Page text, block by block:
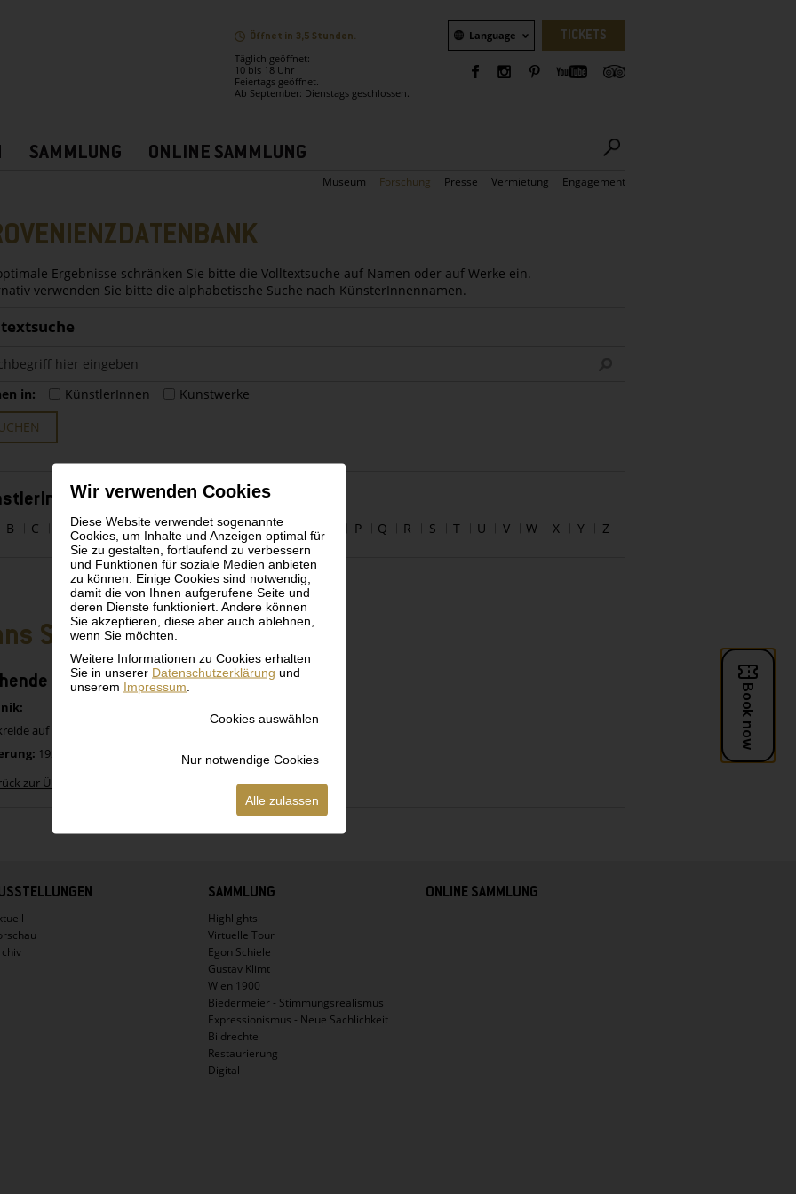
Wir verwenden Cookies
Diese Website verwendet sogenannte
Cookies, um Inhalte und Anzeigen optimal für
Sie zu gestalten, fortlaufend zu verbessern
und Funktionen für soziale Medien anbieten
zu können. Einige Cookies sind notwendig,
damit die von Ihnen aufgerufene Seite und
deren Dienste funktioniert. Andere können
Sie akzeptieren, diese aber auch ablehnen,
wenn Sie möchten.
Weitere Informationen zu Cookies erhalten
Sie in unserer Datenschutzerklärung und
unserem Impressum
Cookies auswählen
Nur notwendige Cookies
Alle zulassen
Öffnet in 3,5 Stunden.
Täglich geöffnet:
10 bis 18 Uhr
Feiertags geöffnet.
Ab September: Dienstags geschlossen.
Sprachauswahl
Language TICKETS
SAMMLUNG ONLINE SAMMLUNG
Museum Forschung Presse Vermietung Engagement
Ergebnisse schränken Sie bitte die Volltextsuche auf Namen oder auf Werke ein.
verwenden Sie bitte die alphabetische Suche nach KünsterInnennamen.
in: KünstlerInnen
Kunstwerke
alphabetisch
B C E F G H I J K L M N P Q R S T U V W X Y Z
Strohofer
in besticktem Kleid
auf Papier
1924
zur Übersicht
SAMMLUNG
Highlights
Virtuelle Tour
Egon Schiele
Gustav Klimt
Wien 1900
Biedermeier - Stimmungsrealismus
Expressionismus - Neue Sachlichkeit
Bildrechte
Restaurierung
Digital
ONLINE SAMMLUNG